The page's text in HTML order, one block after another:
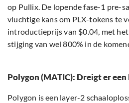
op Pullix. De lopende fase-1 pre-
vluchtige kans om PLX-tokens te
introductieprijs van $0.04, met
stijging van wel 800% in de
Polygon (MATIC): Dreigt er
Polygon is een layer-2